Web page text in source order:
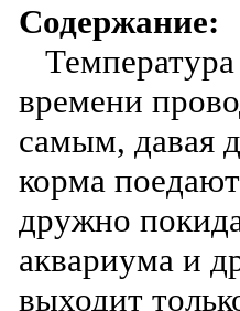
Содержание:
времени
самым, давая
корма
дружно
аквариума и
выходит